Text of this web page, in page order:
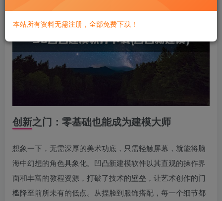
创新之门：零基础也能成为建模大师
想象一下，无需深厚的美术功底，只需轻触屏幕，就能将脑
海中幻想的角色具象化。凹凸新建模软件以其直观的操作界
面和丰富的教程资源，打破了技术的壁垒，让艺术创作的门
槛降至前所未有的低点。从捏脸到服饰搭配，每一个细节都
本站所有资料无需注册，全部免费下载！